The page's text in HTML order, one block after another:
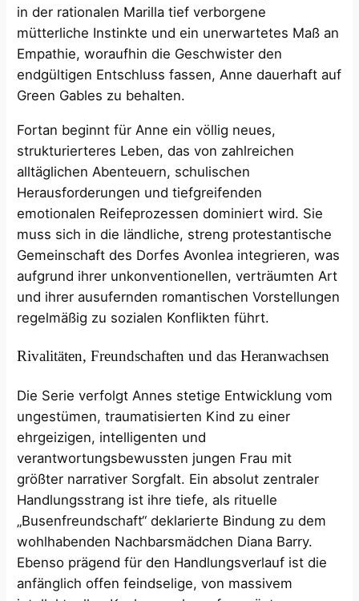
in der rationalen Marilla tief verborgene
mütterliche Instinkte und ein unerwartetes Maß an
Empathie, woraufhin die Geschwister den
endgültigen Entschluss fassen, Anne dauerhaft auf
Green Gables zu behalten.
Fortan beginnt für Anne ein völlig neues,
strukturierteres Leben, das von zahlreichen
alltäglichen Abenteuern, schulischen
Herausforderungen und tiefgreifenden
emotionalen Reifeprozessen dominiert wird. Sie
muss sich in die ländliche, streng protestantische
Gemeinschaft des Dorfes Avonlea integrieren, was
aufgrund ihrer unkonventionellen, verträumten Art
und ihrer ausufernden romantischen Vorstellungen
regelmäßig zu sozialen Konflikten führt.
Rivalitäten, Freundschaften und das Heranwachsen
Die Serie verfolgt Annes stetige Entwicklung vom
ungestümen, traumatisierten Kind zu einer
ehrgeizigen, intelligenten und
verantwortungsbewussten jungen Frau mit
größter narrativer Sorgfalt. Ein absolut zentraler
Handlungsstrang ist ihre tiefe, als rituelle
„Busenfreundschaft“ deklarierte Bindung zu dem
wohlhabenden Nachbarsmädchen Diana Barry.
Ebenso prägend für den Handlungsverlauf ist die
anfänglich offen feindselige, von massivem